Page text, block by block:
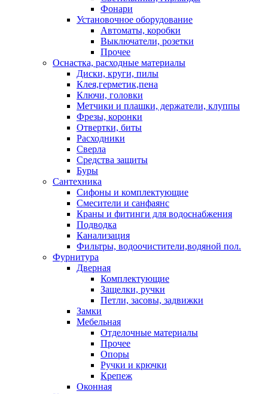
Фонари
Установочное оборудование
Автоматы, коробки
Выключатели, розетки
Прочее
Оснастка, расходные материалы
Диски, круги, пилы
Клея,герметик,пена
Ключи, головки
Метчики и плашки, держатели, клуппы
Фрезы, коронки
Отвертки, биты
Расходники
Сверла
Средства защиты
Буры
Сантехника
Сифоны и комплектующие
Смесители и санфаянс
Краны и фитинги для водоснабжения
Подводка
Канализация
Фильтры, водоочистители,водяной пол.
Фурнитура
Дверная
Комплектующие
Защелки, ручки
Петли, засовы, задвижки
Замки
Мебельная
Отделочные материалы
Прочее
Опоры
Ручки и крючки
Крепеж
Оконная